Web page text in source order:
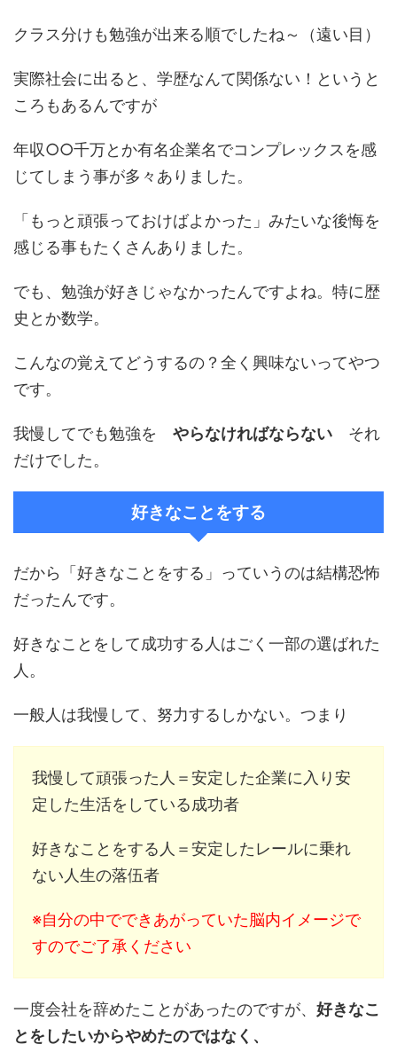
クラス分けも勉強が出来る順でしたね～（遠い目）
実際社会に出ると、学歴なんて関係ない！というと
ころもあるんですが
年収○○千万とか有名企業名でコンプレックスを感
じてしまう事が多々ありました。
「もっと頑張っておけばよかった」みたいな後悔を
感じる事もたくさんありました。
でも、勉強が好きじゃなかったんですよね。特に歴
史とか数学。
こんなの覚えてどうするの？全く興味ないってやつ
です。
我慢してでも勉強を やらなければならない それ
だけでした。
好きなことをする
だから「好きなことをする」っていうのは結構恐怖
だったんです。
好きなことをして成功する人はごく一部の選ばれた
人。
一般人は我慢して、努力するしかない。つまり
我慢して頑張った人＝安定した企業に入り安
定した生活をしている成功者
好きなことをする人＝安定したレールに乗れ
ない人生の落伍者
※自分の中でできあがっていた脳内イメージで
すのでご了承ください
一度会社を辞めたことがあったのですが、 好きなこ
とをしたいからやめたのではなく、